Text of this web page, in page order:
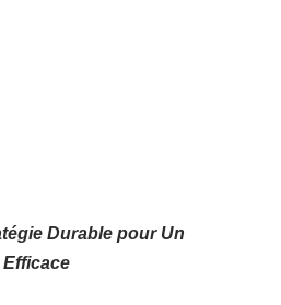
Durable pour Un